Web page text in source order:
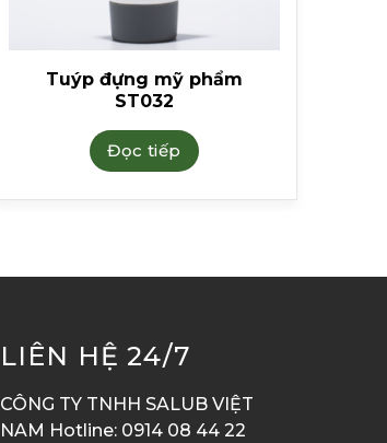
Tuýp đựng mỹ phẩm
ST032
Đọc tiếp
LIÊN HỆ 24/7
CÔNG TY TNHH SALUB VIỆT
NAM Hotline: 0914 08 44 22